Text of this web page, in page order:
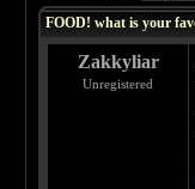
FOOD! what is your
Zakkyliar
Unregistered